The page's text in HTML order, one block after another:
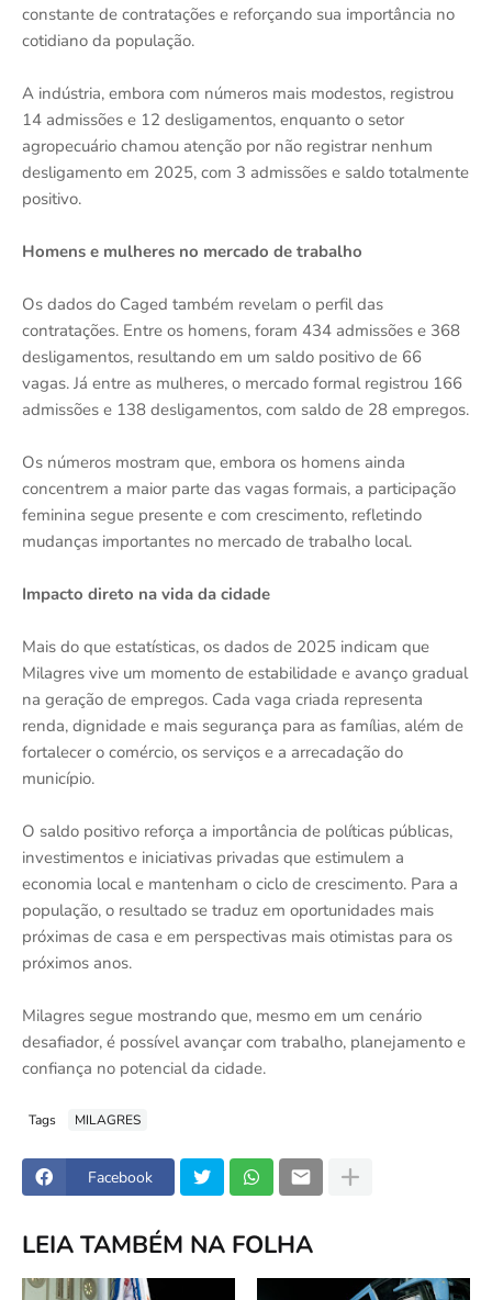
constante de contratações e reforçando sua importância no
cotidiano da população.
A indústria, embora com números mais modestos, registrou
14 admissões e 12 desligamentos, enquanto o setor
agropecuário chamou atenção por não registrar nenhum
desligamento em 2025, com 3 admissões e saldo totalmente
positivo.
Homens e mulheres no mercado de trabalho
Os dados do Caged também revelam o perfil das
contratações. Entre os homens, foram 434 admissões e 368
desligamentos, resultando em um saldo positivo de 66
vagas. Já entre as mulheres, o mercado formal registrou 166
admissões e 138 desligamentos, com saldo de 28 empregos.
Os números mostram que, embora os homens ainda
concentrem a maior parte das vagas formais, a participação
feminina segue presente e com crescimento, refletindo
mudanças importantes no mercado de trabalho local.
Impacto direto na vida da cidade
Mais do que estatísticas, os dados de 2025 indicam que
Milagres vive um momento de estabilidade e avanço gradual
na geração de empregos. Cada vaga criada representa
renda, dignidade e mais segurança para as famílias, além de
fortalecer o comércio, os serviços e a arrecadação do
município.
O saldo positivo reforça a importância de políticas públicas,
investimentos e iniciativas privadas que estimulem a
economia local e mantenham o ciclo de crescimento. Para a
população, o resultado se traduz em oportunidades mais
próximas de casa e em perspectivas mais otimistas para os
próximos anos.
Milagres segue mostrando que, mesmo em um cenário
desafiador, é possível avançar com trabalho, planejamento e
confiança no potencial da cidade.
Tags MILAGRES
Facebook
LEIA TAMBÉM NA FOLHA